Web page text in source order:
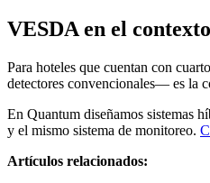
VESDA en el
Para hoteles que cuentan con
detectores convencionales— es la
En Quantum diseñamos sistemas
y el mismo sistema de monitoreo.
Artículos relacionados: